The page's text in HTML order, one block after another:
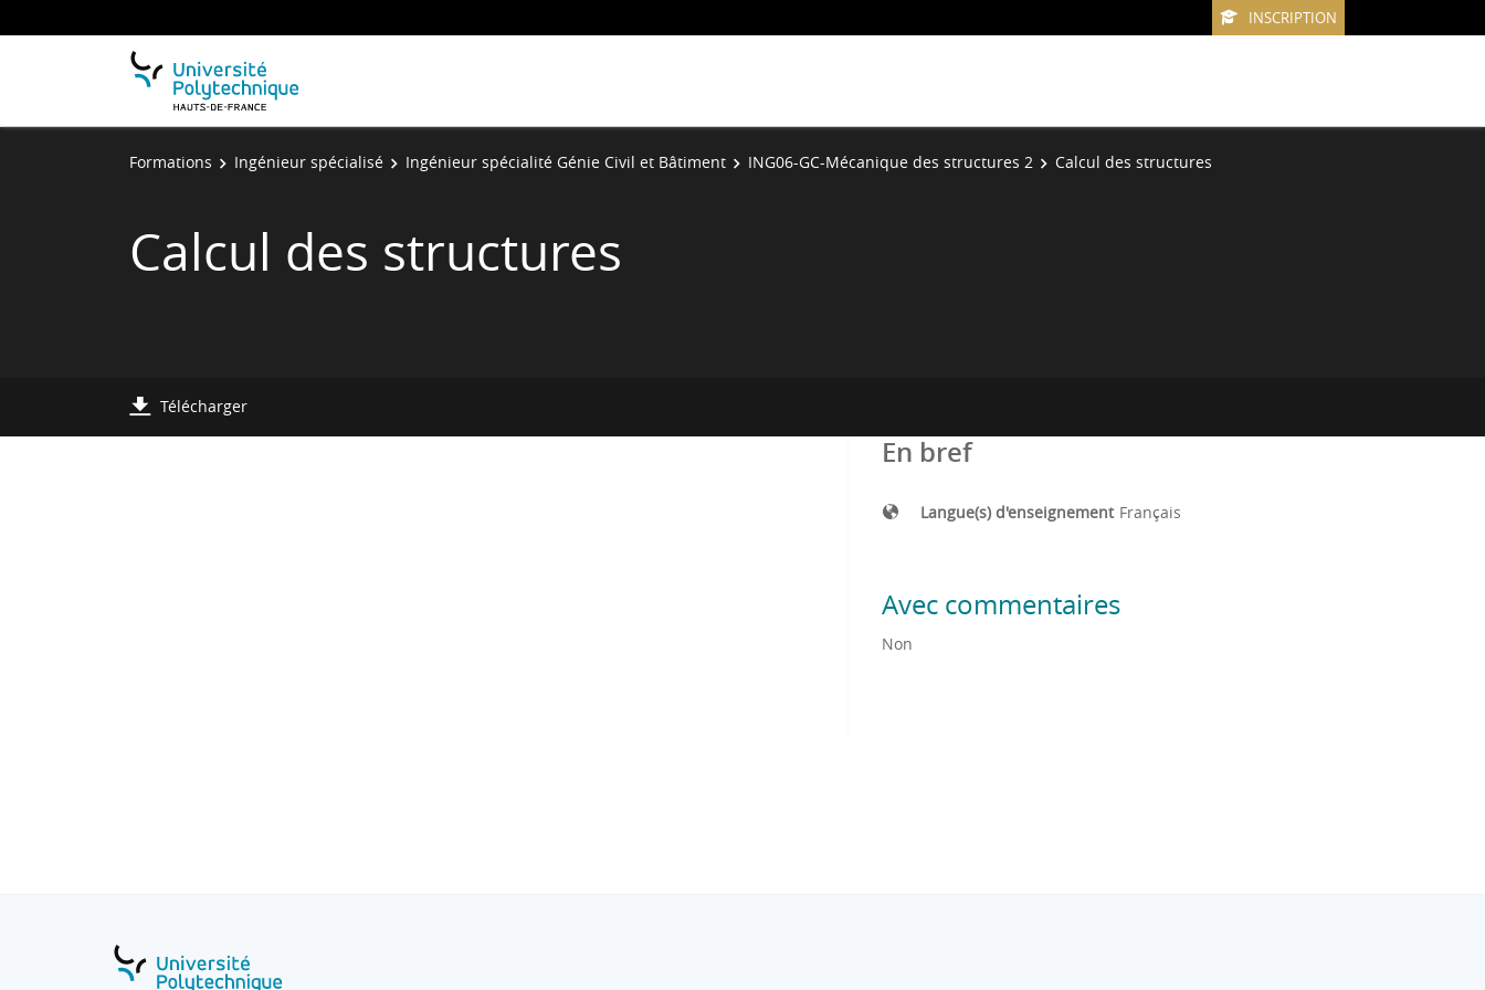
INSCRIPTION
Formations Ingénieur spécialisé Ingénieur spécialité Génie Civil et Bâtiment ING06-GC-Mécanique des structures 2 Calcul des structures
Calcul des structures
Télécharger
En bref
Langue(s) d'enseignement Français
Avec commentaires
Non